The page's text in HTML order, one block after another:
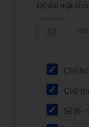
Độ dài mật
Chữ
Chữ
Số (0 -